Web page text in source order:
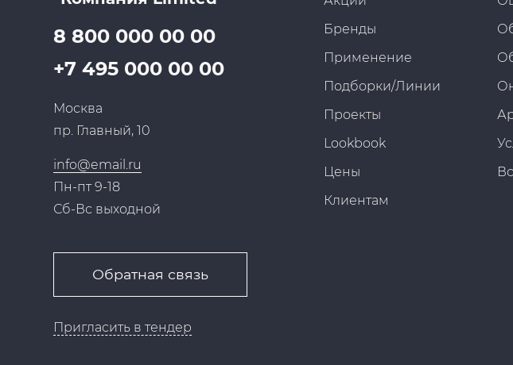
8 800 000 00 00
+7 495 000 00 00
Москва
пр. Главный, 10
info@email.ru
Пн-пт 9-18
Сб-Вс выходной
Обратная связь
Пригласить в тендер
Бренды
Применение
Подборки/Линии
Проекты
Lookbook
Цены
Клиентам